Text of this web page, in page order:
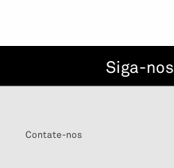
Siga-nos
Contate-nos